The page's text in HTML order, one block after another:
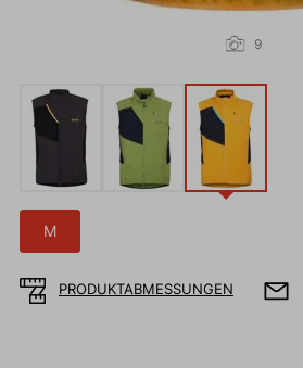
9
M
PRODUKTABMESSUNGEN